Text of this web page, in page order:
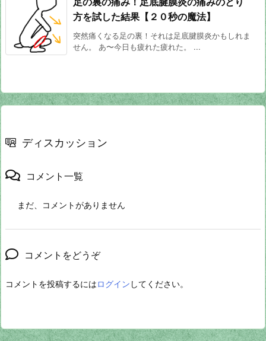
方を試した結果【２０秒の魔法】
突然痛くなる足の裏！それは足底腱膜炎かもしれま
せん。 あ〜今日も疲れた疲れた。 ...
ディスカッション
コメント一覧
まだ、コメントがありません
コメントをどうぞ
コメントを投稿するにはログイン してください。